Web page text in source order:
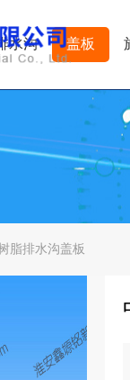
水沟 盖板
脂排水沟盖板